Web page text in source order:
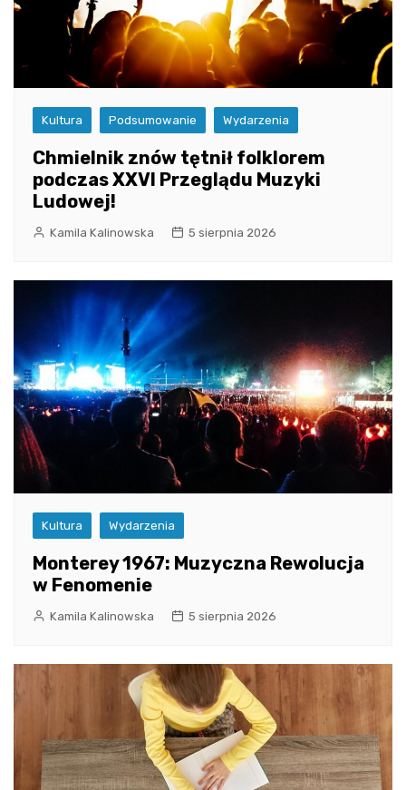
Kultura Podsumowanie Wydarzenia
Chmielnik znów tętnił folklorem
podczas XXVI Przeglądu Muzyki
Ludowej!
Kamila Kalinowska 5 sierpnia 2026
Kultura Wydarzenia
Monterey 1967: Muzyczna Rewolucja
w Fenomenie
Kamila Kalinowska 5 sierpnia 2026